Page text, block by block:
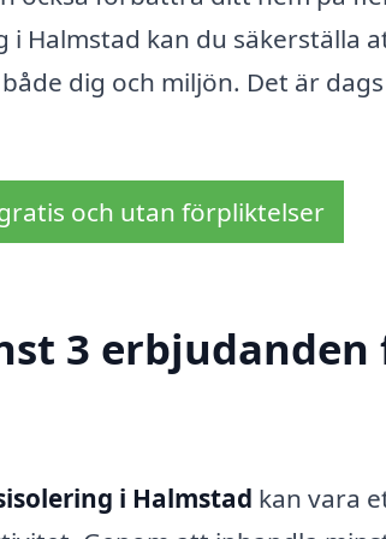
i Halmstad kan du säkerställa
dig och miljön. Det är
och utan förpliktelser
3
i Halmstad kan vara